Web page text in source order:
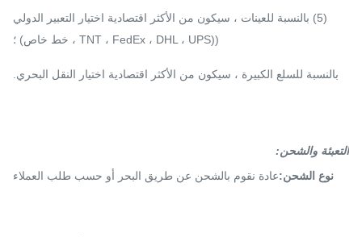
(5) بالنسبة للعينات ، سيكون من الأكثر اقتصادية اختيار التعبير الدولي
((TNT ، FedEx ، DHL ، UPS ، خط خاص) ؛
بالنسبة للسلع الكبيرة ، سيكون من الأكثر اقتصادية اختيار النقل البحري.
التعبئة والشحن:
نوع الشحن:عادة نقوم بالشحن عن طريق البحر أو حسب طلب العملاء